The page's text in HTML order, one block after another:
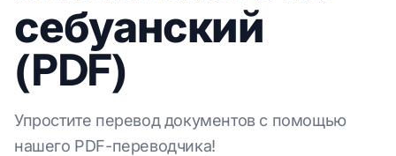
себуанский
(PDF)
Упростите перевод документов с помощью
нашего PDF-переводчика!